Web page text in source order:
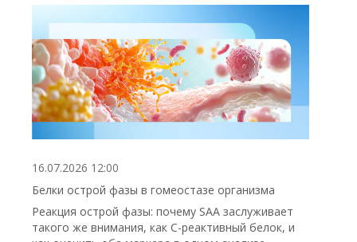
16.07.2026 12:00
Белки острой фазы в гомеостазе организма
Реакция острой фазы: почему SAA заслуживает
такого же внимания, как С-реактивный белок, и